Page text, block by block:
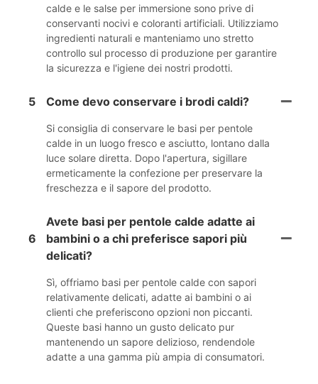
calde e le salse per immersione sono prive di
conservanti nocivi e coloranti artificiali. Utilizziamo
ingredienti naturali e manteniamo uno stretto
controllo sul processo di produzione per garantire
la sicurezza e l'igiene dei nostri prodotti.
5 Come devo conservare i brodi caldi?
Si consiglia di conservare le basi per pentole
calde in un luogo fresco e asciutto, lontano dalla
luce solare diretta. Dopo l'apertura, sigillare
ermeticamente la confezione per preservare la
freschezza e il sapore del prodotto.
6
Avete basi per pentole calde adatte ai
bambini o a chi preferisce sapori più
delicati?
Sì, offriamo basi per pentole calde con sapori
relativamente delicati, adatte ai bambini o ai
clienti che preferiscono opzioni non piccanti.
Queste basi hanno un gusto delicato pur
mantenendo un sapore delizioso, rendendole
adatte a una gamma più ampia di consumatori.